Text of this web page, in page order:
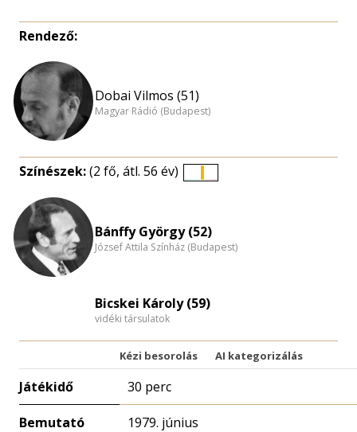
Rendező:
Dobai Vilmos (51)
Magyar Rádió (Budapest)
Színészek:(2 fő, átl. 56 év)
nagyítása
Bánffy György (52)
József Attila Színház (Budapest)
Bicskei Károly (59)
vidéki társulatok
Kézi besorolás AI kategorizálás
Játékidő 30 perc
Bemutató
1979. június